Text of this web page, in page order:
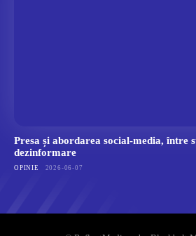
Presa și abordarea social-media, între
dezinformare
OPINIE 2026-06-07